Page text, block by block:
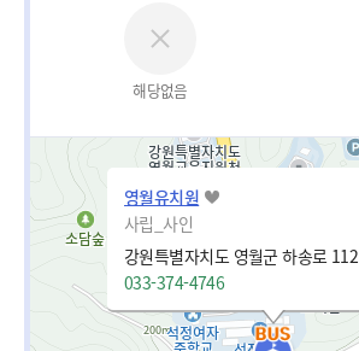
해당없음
영월유치원
사립_사인
강원특별자치도 영월군 하송로 112
033-374-4746